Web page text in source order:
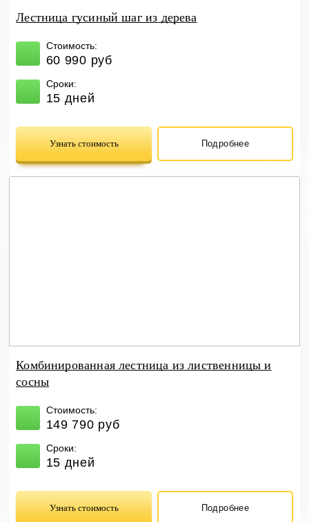
Лестница гусиный шаг из дерева
Стоимость:
60 990 руб
Сроки:
15 дней
Узнать стоимость Подробнее
Комбинированная лестница из лиственницы и
сосны
Стоимость:
149 790 руб
Сроки:
15 дней
Узнать стоимость Подробнее